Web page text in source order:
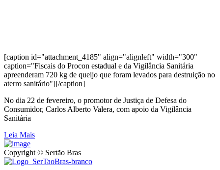
[caption id="attachment_4185" align="alignleft" width="300"
caption="Fiscais do Procon estadual e da Vigilância Sanitária
apreenderam 720 kg de queijo que foram levados para destruição no
aterro sanitário"][/caption]
No dia 22 de fevereiro, o promotor de Justiça de Defesa do
Consumidor, Carlos Alberto Valera, com apoio da Vigilância
Sanitária
Leia Mais
Copyright © Sertão Bras